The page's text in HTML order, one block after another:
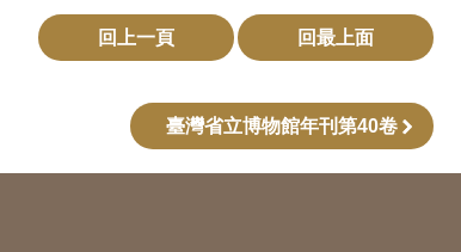
回上一頁 回最上面
臺灣省立博物館年刊第40卷